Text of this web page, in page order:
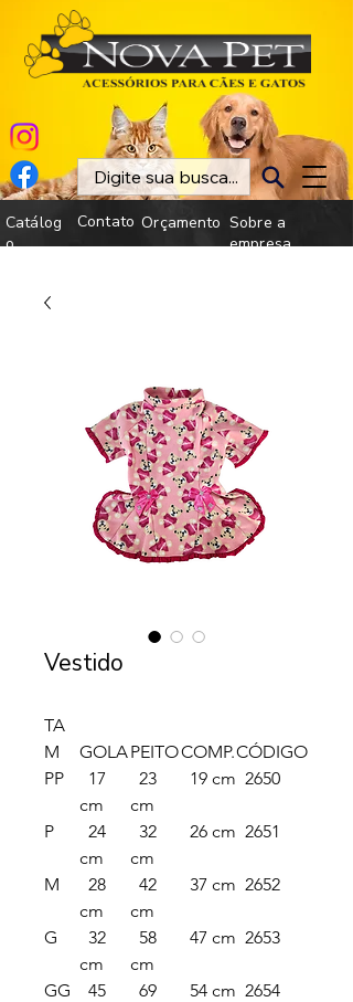
Sobre a
empresa
Orçamento
Contato
Catálog
o
Vestido
TA
M
GOLAPEITOCOMP.CÓDIGO
PP
17
cm
23
cm
19 cm 2650
P
24
cm
32
cm
26 cm 2651
M
28
cm
42
cm
37 cm 2652
G
32
cm
58
cm
47 cm 2653
GG
45
69
54 cm 2654